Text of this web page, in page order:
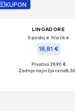
KUPON
LINGADORE
Spodnje hlačke
18,81 €
Razpoložljive velikosti: XS, S,
Prvotno: 29,90 €
Zadnja najnižja cena